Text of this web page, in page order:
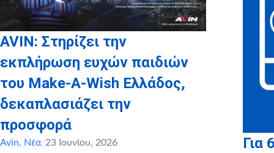
AVIN: Στηρίζει την
εκπλήρωση ευχών παιδιών
του Make-A-Wish Ελλάδος,
δεκαπλασιάζει την
προσφορά
Avin, Νέα/23 Ιουνίου, 2026
Για